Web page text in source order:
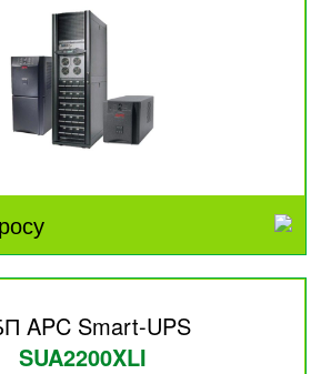
APC Smart-UPS
SUA2200XLI